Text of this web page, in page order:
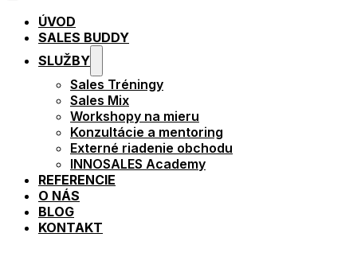
ÚVOD
SALES BUDDY
SLUŽBY
Sales Tréningy
Sales Mix
Workshopy na mieru
Konzultácie a mentoring
Externé riadenie obchodu
INNOSALES Academy
REFERENCIE
O NÁS
BLOG
KONTAKT